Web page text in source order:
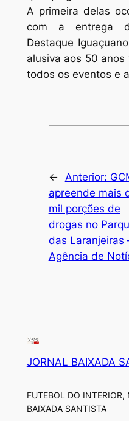
A primeira delas
com a entrega
Destaque
alusiva aos 50
todos os eventos e
← Anterior:
apreende mais
mil porções de
drogas no
das Laranjeiras
Agência de
JORNAL BAIXADA
FUTEBOL DO
BAIXADA SANTISTA